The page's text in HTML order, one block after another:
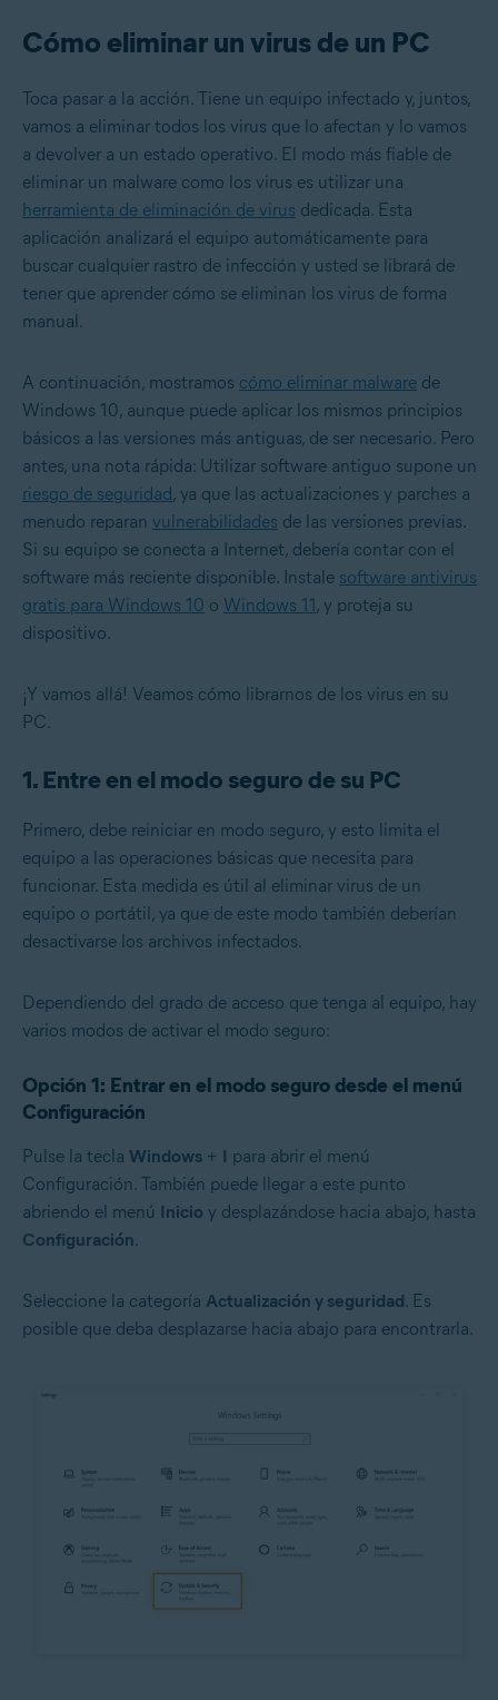
Cómo eliminar un virus de un PC
Toca pasar a la acción. Tiene un equipo infectado y, juntos,
vamos a eliminar todos los virus que lo afectan y lo vamos
a devolver a un estado operativo. El modo más fiable de
eliminar un malware como los virus es utilizar una
herramienta de eliminación de virus dedicada. Esta
aplicación analizará el equipo automáticamente para
buscar cualquier rastro de infección y usted se librará de
tener que aprender cómo se eliminan los virus de forma
manual.
A continuación, mostramos cómo eliminar malware de
Windows 10, aunque puede aplicar los mismos principios
básicos a las versiones más antiguas, de ser necesario. Pero
antes, una nota rápida: Utilizar software antiguo supone un
riesgo de seguridad, ya que las actualizaciones y parches a
menudo reparan vulnerabilidades de las versiones previas.
Si su equipo se conecta a Internet, debería contar con el
software más reciente disponible. Instale software antivirus
gratis para Windows 10 o Windows 11, y proteja su
dispositivo.
¡Y vamos allá! Veamos cómo librarnos de los virus en su
PC.
1. Entre en el modo seguro de su PC
Primero, debe reiniciar en modo seguro, y esto limita el
equipo a las operaciones básicas que necesita para
funcionar. Esta medida es útil al eliminar virus de un
equipo o portátil, ya que de este modo también deberían
desactivarse los archivos infectados.
Dependiendo del grado de acceso que tenga al equipo, hay
varios modos de activar el modo seguro:
Opción 1: Entrar en el modo seguro desde el menú
Configuración
Pulse la tecla Windows + I para abrir el menú
Configuración. También puede llegar a este punto
abriendo el menú Inicio y desplazándose hacia abajo, hasta
Configuración.
Seleccione la categoría Actualización y seguridad. Es
posible que deba desplazarse hacia abajo para encontrarla.